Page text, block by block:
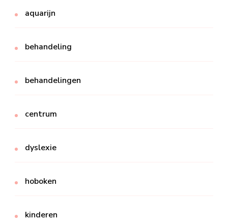
aquarijn
behandeling
behandelingen
centrum
dyslexie
hoboken
kinderen